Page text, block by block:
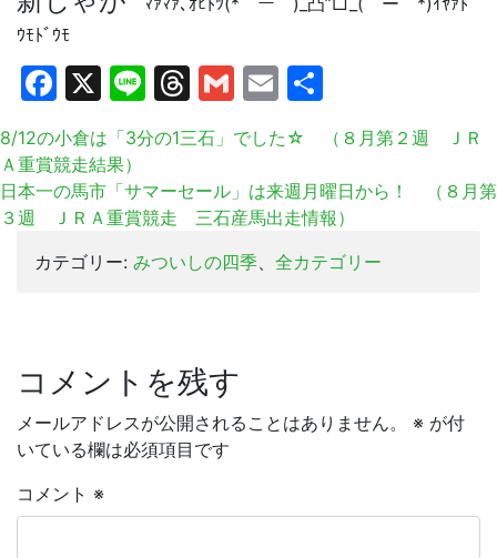
ｳﾓﾄﾞｳﾓ
Facebook
X LineThreads
Gmail
Email
8/12の小倉は「3分の1三石」でした☆ （８月第２週 ＪＲ
Ａ重賞競走結果）
日本一の馬市「サマーセール」は来週月曜日から！ （８月第
３週 ＪＲＡ重賞競走 三石産馬出走情報）
カテゴリー: みついしの四季、 全カテゴリー
コメントを残す
メールアドレスが公開されることはありません。 ※ が付
いている欄は必須項目です
コメント ※